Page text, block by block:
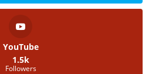
YouTube
1.5k
Followers